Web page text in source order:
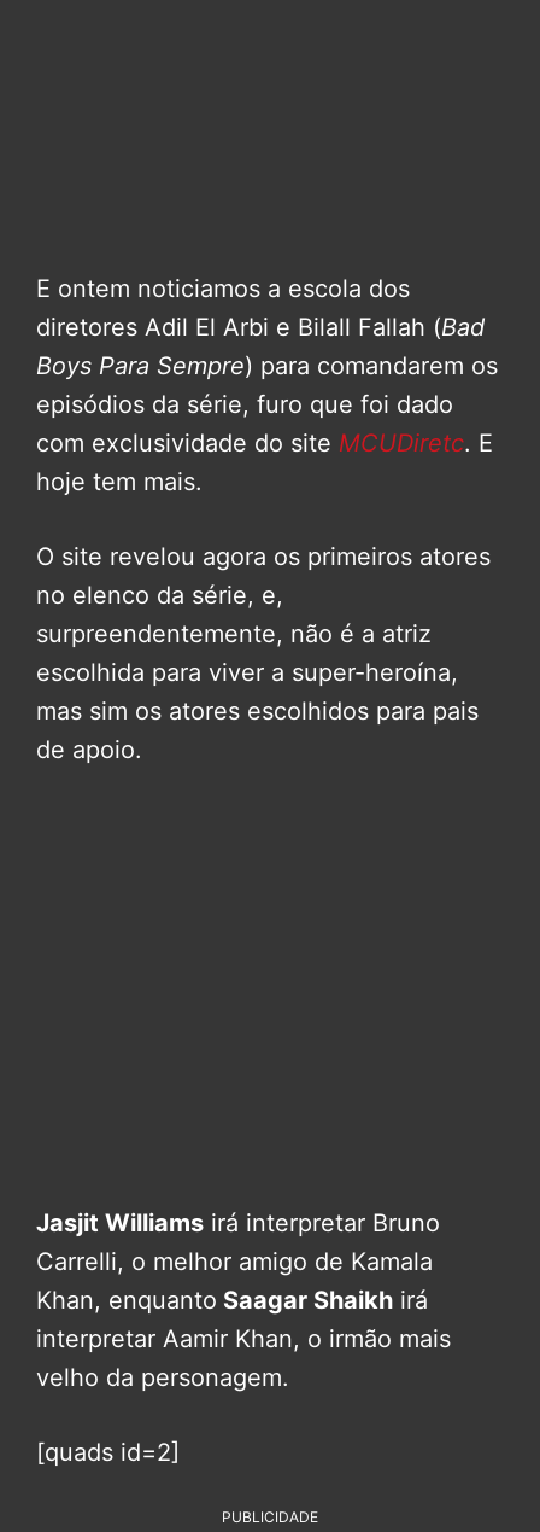
E ontem noticiamos a escola dos
diretores Adil El Arbi e Bilall Fallah (Bad
Boys Para Sempre) para comandarem os
episódios da série, furo que foi dado
com exclusividade do site MCUDiretc. E
hoje tem mais.
O site revelou agora os primeiros atores
no elenco da série, e,
surpreendentemente, não é a atriz
escolhida para viver a super-heroína,
mas sim os atores escolhidos para pais
de apoio.
Jasjit Williams irá interpretar Bruno
Carrelli, o melhor amigo de Kamala
Khan, enquanto Saagar Shaikh irá
interpretar Aamir Khan, o irmão mais
velho da personagem.
[quads id=2]
PUBLICIDADE